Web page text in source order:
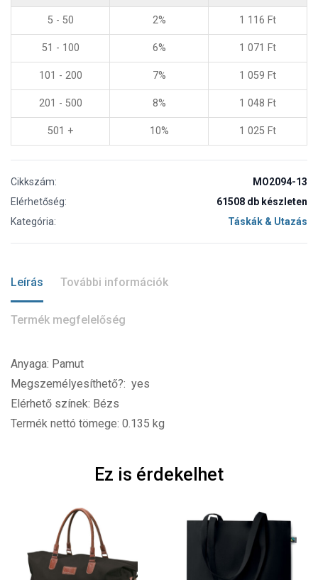
5 - 50 2% 1 116 Ft
51 - 100 6% 1 071 Ft
101 - 200 7% 1 059 Ft
201 - 500 8% 1 048 Ft
501 + 10% 1 025 Ft
Cikkszám:
MO2094-13
Elérhetőség:
61508 db készleten
Kategória:
Táskák & Utazás
Leírás További információk
Termék megfelelőség
Anyaga: Pamut
Megszemélyesíthető?: yes
Elérhető színek: Bézs
Termék nettó tömege: 0.135 kg
Ez is érdekelhet